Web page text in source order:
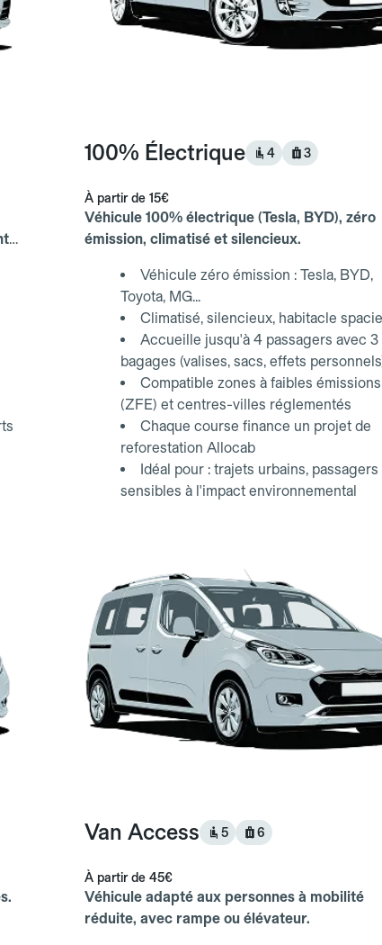
100% Électrique 4 3
À partir de 15€
Véhicule 100% électrique (Tesla, BYD), zéro
émission, climatisé et silencieux.
Véhicule zéro émission : Tesla, BYD,
Toyota, MG...
Climatisé, silencieux, habitacle
Accueille jusqu'à 4 passagers avec 3
bagages (valises, sacs, effets
Compatible zones à faibles émissions
(ZFE) et centres-villes réglementés
Chaque course finance un projet de
reforestation Allocab
Idéal pour : trajets urbains, passagers
sensibles à l'impact environnemental
Van Access 5 6
À partir de 45€
Véhicule adapté aux personnes à mobilité
réduite, avec rampe ou élévateur.